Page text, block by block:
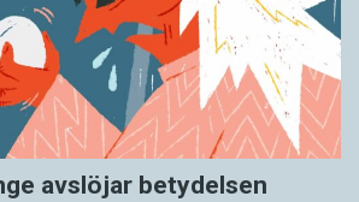
avslöjar betydelsen